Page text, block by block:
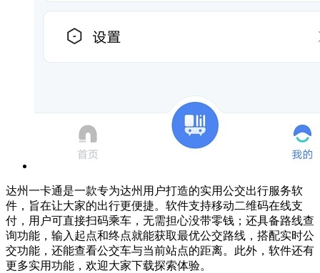
达州一卡通是一款专为达州用户打造的实用公交出行服务软
件，旨在让大家的出行更便捷。软件支持移动二维码在线支
付，用户可直接扫码乘车，无需担心没带零钱；还具备路线查
询功能，输入起点和终点就能获取最优公交路线，搭配实时公
交功能，还能查看公交车与当前站点的距离。此外，软件还有
更多实用功能，欢迎大家下载探索体验。